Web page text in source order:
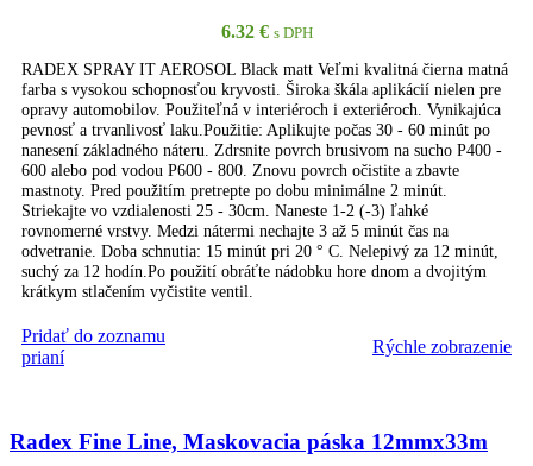
6.32 € s DPH
RADEX SPRAY IT AEROSOL Black matt Veľmi kvalitná čierna matná
farba s vysokou schopnosťou kryvosti. Široka škála aplikácií nielen pre
opravy automobilov. Použiteľná v interiéroch i exteriéroch. Vynikajúca
pevnosť a trvanlivosť laku.Použitie: Aplikujte počas 30 - 60 minút po
nanesení základného náteru. Zdrsnite povrch brusivom na sucho P400 -
600 alebo pod vodou P600 - 800. Znovu povrch očistite a zbavte
mastnoty. Pred použitím pretrepte po dobu minimálne 2 minút.
Striekajte vo vzdialenosti 25 - 30cm. Naneste 1-2 (-3) ľahké
rovnomerné vrstvy. Medzi nátermi nechajte 3 až 5 minút čas na
odvetranie. Doba schnutia: 15 minút pri 20 ° C. Nelepivý za 12 minút,
suchý za 12 hodín.Po použití obráťte nádobku hore dnom a dvojitým
krátkym stlačením vyčistite ventil.
Pridať do zoznamu
prianí
Rýchle zobrazenie
Radex Fine Line, Maskovacia páska 12mmx33m